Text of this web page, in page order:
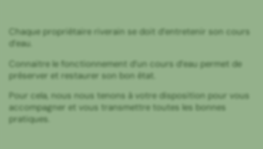
Chaque propriétaire riverain se doit d’entretenir son cours
d’eau.
Connaitre le fonctionnement d’un cours d’eau permet de
préserver et restaurer son bon état.
Pour cela, nous nous tenons à votre disposition pour vous
accompagner et vous transmettre toutes les bonnes
pratiques.